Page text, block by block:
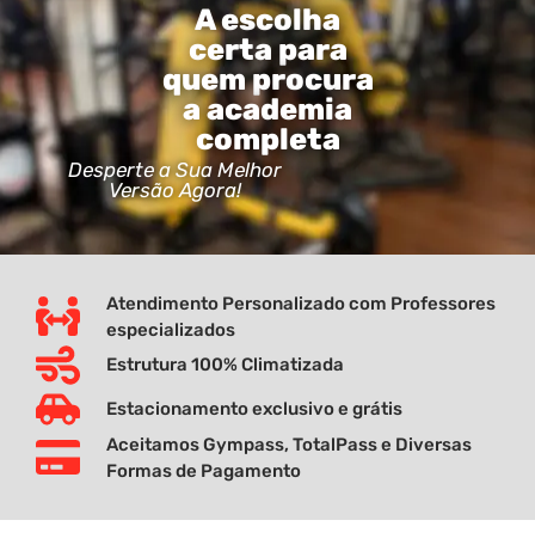
A escolha
certa para
quem procura
a academia
completa
Desperte a Sua Melhor
Versão Agora!
Atendimento Personalizado com Professores
especializados
Estrutura 100% Climatizada
Estacionamento exclusivo e grátis
Aceitamos Gympass, TotalPass e Diversas
Formas de Pagamento